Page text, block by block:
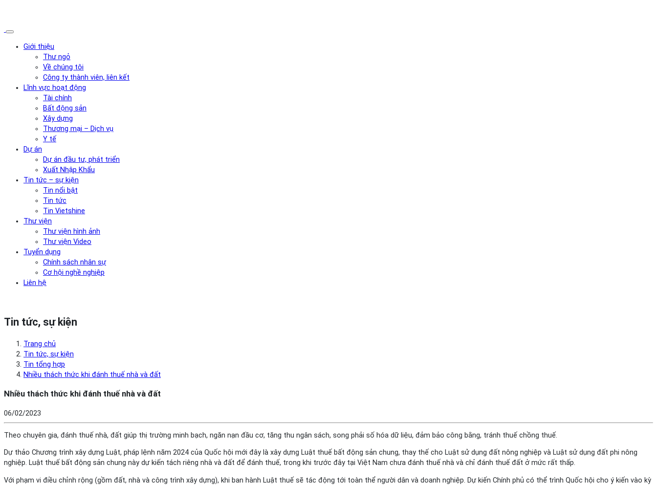
Giới thiệu
Thư ngỏ
Về chúng tôi
Công ty thành viên, liên kết
Lĩnh vực hoạt động
Tài chính
Bất động sản
Xây dựng
Thương mại – Dịch vụ
Y tế
Dự án
Dự án đầu tư, phát triển
Xuất Nhập Khẩu
Tin tức – sự kiện
Tin nổi bật
Tin tức
Tin Vietshine
Thư viện
Thư viện hình ảnh
Thư viện Video
Tuyển dụng
Chính sách nhân sự
Cơ hội nghề nghiệp
Liên hệ
Tin tức, sự kiện
Trang chủ
Tin tức, sự kiện
Tin tổng hợp
Nhiều thách thức khi đánh thuế nhà và đất
Nhiều thách thức khi đánh thuế nhà và đất
06/02/2023
Theo chuyên gia, đánh thuế nhà, đất giúp thị trường minh bạch, ngăn nạn đầu cơ, tăng thu ngân sách, song phải số hóa dữ liệu, đảm bảo công bằng, tránh thuế chồng thuế.
Dự thảo Chương trình xây dựng Luật, pháp lệnh năm 2024 của Quốc hội mới đây là xây dựng Luật thuế bất động sản chung, thay thế cho Luật sử dụng đất nông nghiệp và Luật sử dụng đất phi nông
nghiệp. Luật thuế bất động sản chung này dự kiến tách riêng nhà và đất để đánh thuế, trong khi trước đây tại Việt Nam chưa đánh thuế nhà và chỉ đánh thuế đất ở mức rất thấp.
Với phạm vi điều chỉnh rộng (gồm đất, nhà và công trình xây dựng), khi ban hành Luật thuế sẽ tác động tới toàn thể người dân và doanh nghiệp. Dự kiến Chính phủ có thể trình Quốc hội cho ý kiến vào kỳ